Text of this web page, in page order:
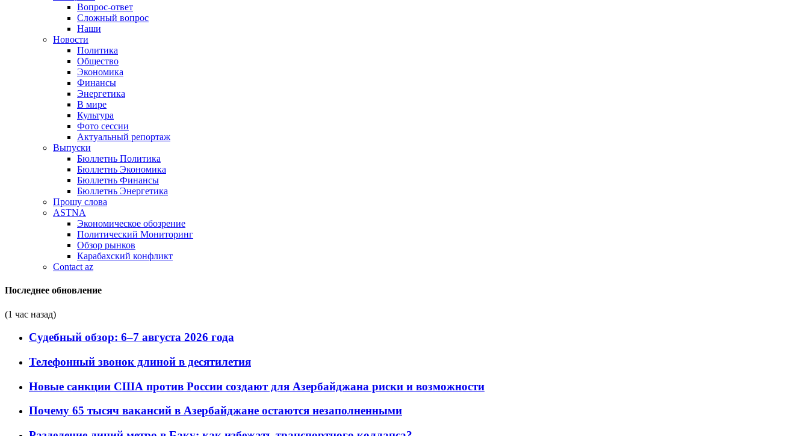
Вопрос-ответ
Сложный вопрос
Наши
Новости
Политика
Общество
Экономика
Финансы
Энергетика
В мире
Культура
Фото сессии
Актуальный репортаж
Выпуски
Бюллетнь Политика
Бюллетнь Экономика
Бюллетнь Финансы
Бюллетнь Энергетика
Прошу слова
ASTNA
Экономическое обозрение
Политический Мониторинг
Обзор рынков
Карабахский конфликт
Contact az
Последнее обновление
(1 час назад)
Судебный обзор: 6–7 августа 2026 года
Телефонный звонок длиной в десятилетия
Новые санкции США против России создают для Азербайджана риски и возможности
Почему 65 тысяч вакансий в Азербайджане остаются незаполненными